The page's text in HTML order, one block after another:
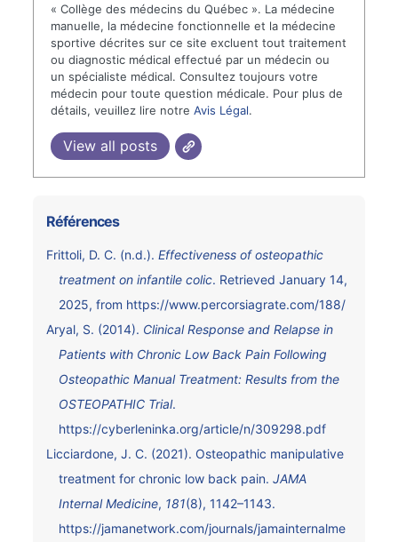
« Collège des médecins du Québec ». La médecine
manuelle, la médecine fonctionnelle et la médecine
sportive décrites sur ce site excluent tout traitement
ou diagnostic médical effectué par un médecin ou
un spécialiste médical. Consultez toujours votre
médecin pour toute question médicale. Pour plus de
détails, veuillez lire notreAvis Légal.
View all posts
Références
Frittoli, D. C. (n.d.). Effectiveness of osteopathic
treatment on infantile colic. Retrieved January 14,
2025, from https://www.percorsiagrate.com/188/
Aryal, S. (2014). Clinical Response and Relapse in
Patients with Chronic Low Back Pain Following
Osteopathic Manual Treatment: Results from the
OSTEOPATHIC Trial.
https://cyberleninka.org/article/n/309298.pdf
Licciardone, J. C. (2021). Osteopathic manipulative
treatment for chronic low back pain. JAMA
Internal Medicine, 181(8), 1142–1143.
https://jamanetwork.com/journals/jamainternalme